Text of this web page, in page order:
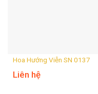
Hoa Hướng Viễn SN 0137
Liên hệ